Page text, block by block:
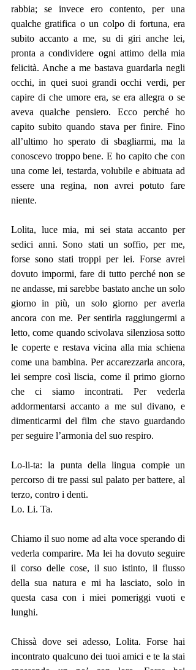
rabbia; se invece ero contento, per una
qualche gratifica o un colpo di fortuna, era
subito accanto a me, su di giri anche lei,
pronta a condividere ogni attimo della mia
felicità. Anche a me bastava guardarla negli
occhi, in quei suoi grandi occhi verdi, per
capire di che umore era, se era allegra o se
aveva qualche pensiero. Ecco perché ho
capito subito quando stava per finire. Fino
all’ultimo ho sperato di sbagliarmi, ma la
conoscevo troppo bene. E ho capito che con
una come lei, testarda, volubile e abituata ad
essere una regina, non avrei potuto fare
niente.
Lolita, luce mia, mi sei stata accanto per
sedici anni. Sono stati un soffio, per me,
forse sono stati troppi per lei. Forse avrei
dovuto impormi, fare di tutto perché non se
ne andasse, mi sarebbe bastato anche un solo
giorno in più, un solo giorno per averla
ancora con me. Per sentirla raggiungermi a
letto, come quando scivolava silenziosa sotto
le coperte e restava vicina alla mia schiena
come una bambina. Per accarezzarla ancora,
lei sempre così liscia, come il primo giorno
che ci siamo incontrati. Per vederla
addormentarsi accanto a me sul divano, e
dimenticarmi del film che stavo guardando
per seguire l’armonia del suo respiro.
Lo-li-ta: la punta della lingua compie un
percorso di tre passi sul palato per battere, al
terzo, contro i denti.
Lo. Li. Ta.
Chiamo il suo nome ad alta voce sperando di
vederla comparire. Ma lei ha dovuto seguire
il corso delle cose, il suo istinto, il flusso
della sua natura e mi ha lasciato, solo in
questa casa con i miei pomeriggi vuoti e
lunghi.
Chissà dove sei adesso, Lolita. Forse hai
incontrato qualcuno dei tuoi amici e te la stai